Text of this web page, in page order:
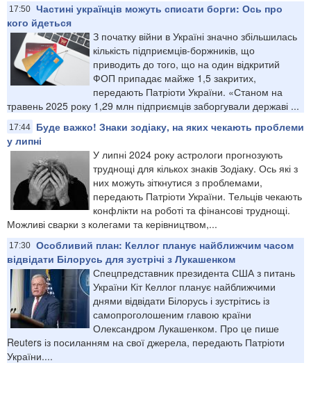
17:50 Частині українців можуть списати борги: Ось про
кого йдеться
З початку війни в Україні значно збільшилась
кількість підприємців-боржників, що
приводить до того, що на один відкритий
ФОП припадає майже 1,5 закритих,
передають Патріоти України. «Станом на
травень 2025 року 1,29 млн підприємців заборгували державі ...
17:44
Буде важко! Знаки зодіаку, на яких чекають проблеми
у липні
У липні 2024 року астрологи прогнозують
труднощі для кількох знаків Зодіаку. Ось які з
них можуть зіткнутися з проблемами,
передають Патріоти України. Тельців чекають
конфлікти на роботі та фінансові труднощі.
Можливі сварки з колегами та керівництвом,...
17:30 Особливий план: Келлог планує найближчим часом
відвідати Білорусь для зустрічі з Лукашенком
Спецпредставник президента США з питань
України Кіт Келлог планує найближчими
днями відвідати Білорусь і зустрітись із
самопроголошеним главою країни
Олександром Лукашенком. Про це пише
Reuters із посиланням на свої джерела, передають Патріоти
України....